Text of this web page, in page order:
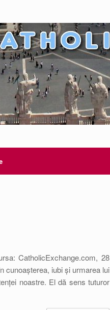
CatholicExchange.com, 28
cunoașterea, iubi și urmarea lui
noastre. El dă sens tuturor